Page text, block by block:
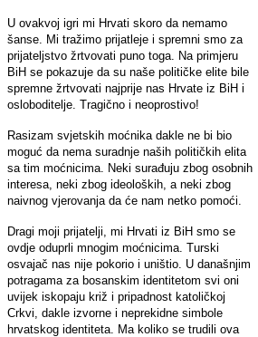
U ovakvoj igri mi Hrvati skoro da nemamo
šanse. Mi tražimo prijatleje i spremni smo za
prijateljstvo žrtvovati puno toga. Na primjeru
BiH se pokazuje da su naše političke elite bile
spremne žrtvovati najprije nas Hrvate iz BiH i
osloboditelje. Tragično i neoprostivo!
Rasizam svjetskih moćnika dakle ne bi bio
moguć da nema suradnje naših političkih elita
sa tim moćnicima. Neki surađuju zbog osobnih
interesa, neki zbog ideoloških, a neki zbog
naivnog vjerovanja da će nam netko pomoći.
Dragi moji prijatelji, mi Hrvati iz BiH smo se
ovdje oduprli mnogim moćnicima. Turski
osvajač nas nije pokorio i uništio. U današnjim
potragama za bosanskim identitetom svi oni
uvijek iskopaju križ i pripadnost katoličkoj
Crkvi, dakle izvorne i neprekidne simbole
hrvatskog identiteta. Ma koliko se trudili ova